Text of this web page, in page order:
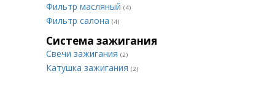
Фильтр масляный (4)
Фильтр салона (4)
Система зажигания
Свечи зажигания (2)
Катушка зажигания (2)